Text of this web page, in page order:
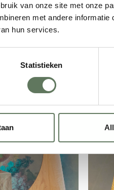
van onze site met onze
met andere informatie
hun services.
Statistieken